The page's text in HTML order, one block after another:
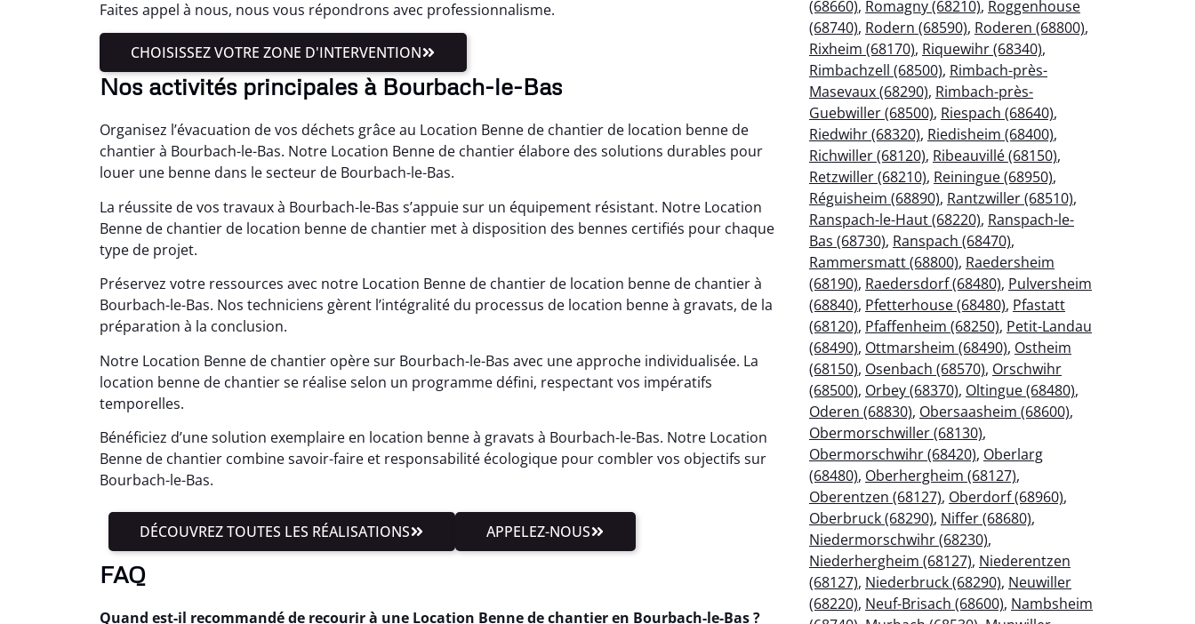
Faites appel à nous, nous vous répondrons avec professionnalisme.
CHOISISSEZ VOTRE ZONE D'INTERVENTION
Nos activités principales à Bourbach-le-Bas
Organisez l’évacuation de vos déchets grâce au Location Benne de chantier de location benne de
chantier à Bourbach-le-Bas. Notre Location Benne de chantier élabore des solutions durables pour
louer une benne dans le secteur de Bourbach-le-Bas.
La réussite de vos travaux à Bourbach-le-Bas s’appuie sur un équipement résistant. Notre Location
Benne de chantier de location benne de chantier met à disposition des bennes certifiés pour chaque
type de projet.
Préservez votre ressources avec notre Location Benne de chantier de location benne de chantier à
Bourbach-le-Bas. Nos techniciens gèrent l’intégralité du processus de location benne à gravats, de la
préparation à la conclusion.
Notre Location Benne de chantier opère sur Bourbach-le-Bas avec une approche individualisée. La
location benne de chantier se réalise selon un programme défini, respectant vos impératifs
temporelles.
Bénéficiez d’une solution exemplaire en location benne à gravats à Bourbach-le-Bas. Notre Location
Benne de chantier combine savoir-faire et responsabilité écologique pour combler vos objectifs sur
Bourbach-le-Bas.
DÉCOUVREZ TOUTES LES RÉALISATIONS APPELEZ-NOUS
FAQ
Quand est-il recommandé de recourir à une Location Benne de chantier en Bourbach-le-Bas ?
(68660), Romagny (68210), Roggenhouse
(68740), Rodern (68590), Roderen (68800),
Rixheim (68170), Riquewihr (68340),
Rimbachzell (68500), Rimbach-près-
Masevaux (68290), Rimbach-près-
Guebwiller (68500), Riespach (68640),
Riedwihr (68320), Riedisheim (68400),
Richwiller (68120), Ribeauvillé (68150),
Retzwiller (68210), Reiningue (68950),
Réguisheim (68890), Rantzwiller (68510),
Ranspach-le-Haut (68220), Ranspach-le-
Bas (68730), Ranspach (68470),
Rammersmatt (68800), Raedersheim
(68190), Raedersdorf (68480), Pulversheim
(68840), Pfetterhouse (68480), Pfastatt
(68120), Pfaffenheim (68250), Petit-Landau
(68490), Ottmarsheim (68490), Ostheim
(68150), Osenbach (68570), Orschwihr
(68500), Orbey (68370), Oltingue (68480),
Oderen (68830), Obersaasheim (68600),
Obermorschwiller (68130),
Obermorschwihr (68420), Oberlarg
(68480), Oberhergheim (68127),
Oberentzen (68127), Oberdorf (68960),
Oberbruck (68290), Niffer (68680),
Niedermorschwihr (68230),
Niederhergheim (68127), Niederentzen
(68127), Niederbruck (68290), Neuwiller
(68220), Neuf-Brisach (68600), Nambsheim